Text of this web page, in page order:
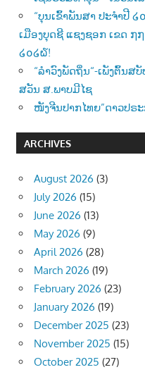
“ບຸນເຂົ້າພັນສາ ປະຈຳປີ
ເມືອງບຸດຊີ ແຊງຊອກ ເຂດ ໗
໒໐໒໖!
“ລຳວົງພັດຖິ່ນ“-ເພັງຕົ້ນສ
ສວັນ ສ.ພາບມີໄຊ
ໜັງຈີນປາກໄທຍ”ດາວປຣ
ARCHIVES
August 2026 (3)
July 2026 (15)
June 2026 (13)
May 2026 (9)
April 2026 (28)
March 2026 (19)
February 2026 (23)
January 2026 (19)
December 2025 (23)
November 2025 (15)
October 2025 (27)